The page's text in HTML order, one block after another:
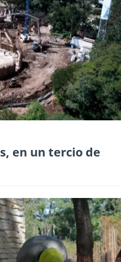
en un tercio de